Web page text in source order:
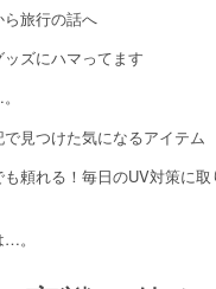
旅行の話へ
ズにハマってます
見つけた気になるアイテム
頼れる！毎日のUV対策に
。